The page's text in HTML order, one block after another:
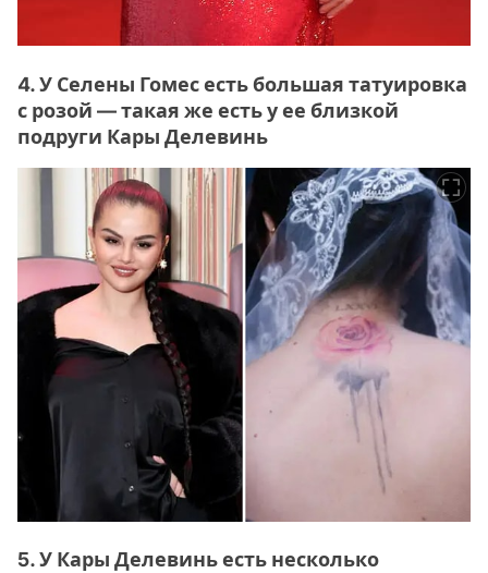
4. У Селены Гомес есть большая татуировка
с розой — такая же есть у ее близкой
подруги Кары Делевинь
5. У Кары Делевинь есть несколько